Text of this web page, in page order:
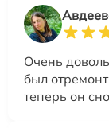
Очень
был
теперь он